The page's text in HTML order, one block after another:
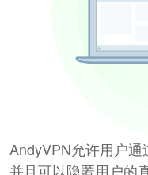
AndyVPN允许用户通
并且可以隐匿用户的